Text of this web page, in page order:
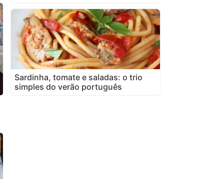
Sardinha, tomate e saladas: o trio
simples do verão português